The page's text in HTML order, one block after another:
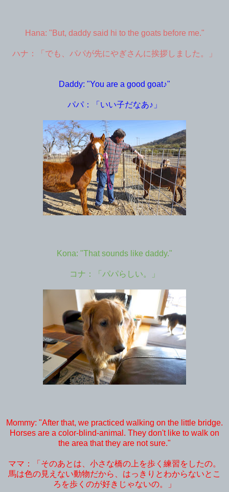
Hana: "But, daddy said hi to the goats before me."
ハナ：「でも、パパが先にやぎさんに挨拶しました。」
Daddy: "You are a good goat♪"
パパ：「いい子だなあ♪」
Kona: "That sounds like daddy."
コナ：「パパらしい。」
Mommy: "After that, we practiced walking on the little bridge.
Horses are a color-blind-animal. They don't like to walk on
the area that they are not sure."
ママ：「そのあとは、小さな橋の上を歩く練習をしたの。
馬は色の見えない動物だから、はっきりとわからないとこ
ろを歩くのが好きじゃないの。」